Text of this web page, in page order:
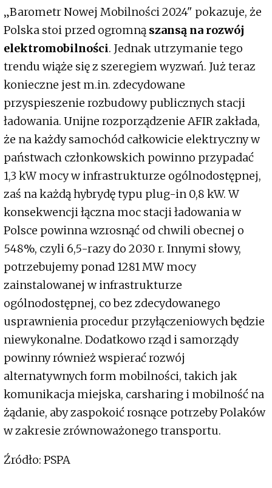
„Barometr Nowej Mobilności 2024" pokazuje, że
Polska stoi przed ogromną szansą na rozwój
elektromobilności. Jednak utrzymanie tego
trendu wiąże się z szeregiem wyzwań. Już teraz
konieczne jest m.in. zdecydowane
przyspieszenie rozbudowy publicznych stacji
ładowania. Unijne rozporządzenie AFIR zakłada,
że na każdy samochód całkowicie elektryczny w
państwach członkowskich powinno przypadać
1,3 kW mocy w infrastrukturze ogólnodostępnej,
zaś na każdą hybrydę typu plug-in 0,8 kW. W
konsekwencji łączna moc stacji ładowania w
Polsce powinna wzrosnąć od chwili obecnej o
548%, czyli 6,5-razy do 2030 r. Innymi słowy,
potrzebujemy ponad 1281 MW mocy
zainstalowanej w infrastrukturze
ogólnodostępnej, co bez zdecydowanego
usprawnienia procedur przyłączeniowych będzie
niewykonalne. Dodatkowo rząd i samorządy
powinny również wspierać rozwój
alternatywnych form mobilności, takich jak
komunikacja miejska, carsharing i mobilność na
żądanie, aby zaspokoić rosnące potrzeby Polaków
w zakresie zrównoważonego transportu.
Źródło: PSPA